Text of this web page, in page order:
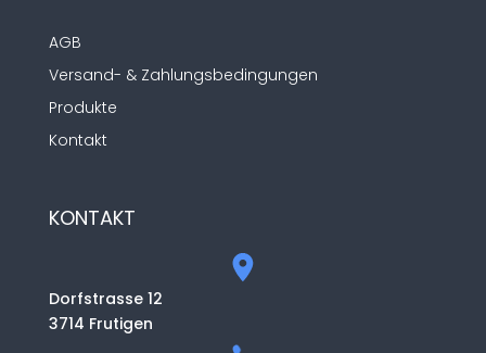
AGB
Versand- & Zahlungsbedingungen
Produkte
Kontakt
KONTAKT
Dorfstrasse 12
3714 Frutigen